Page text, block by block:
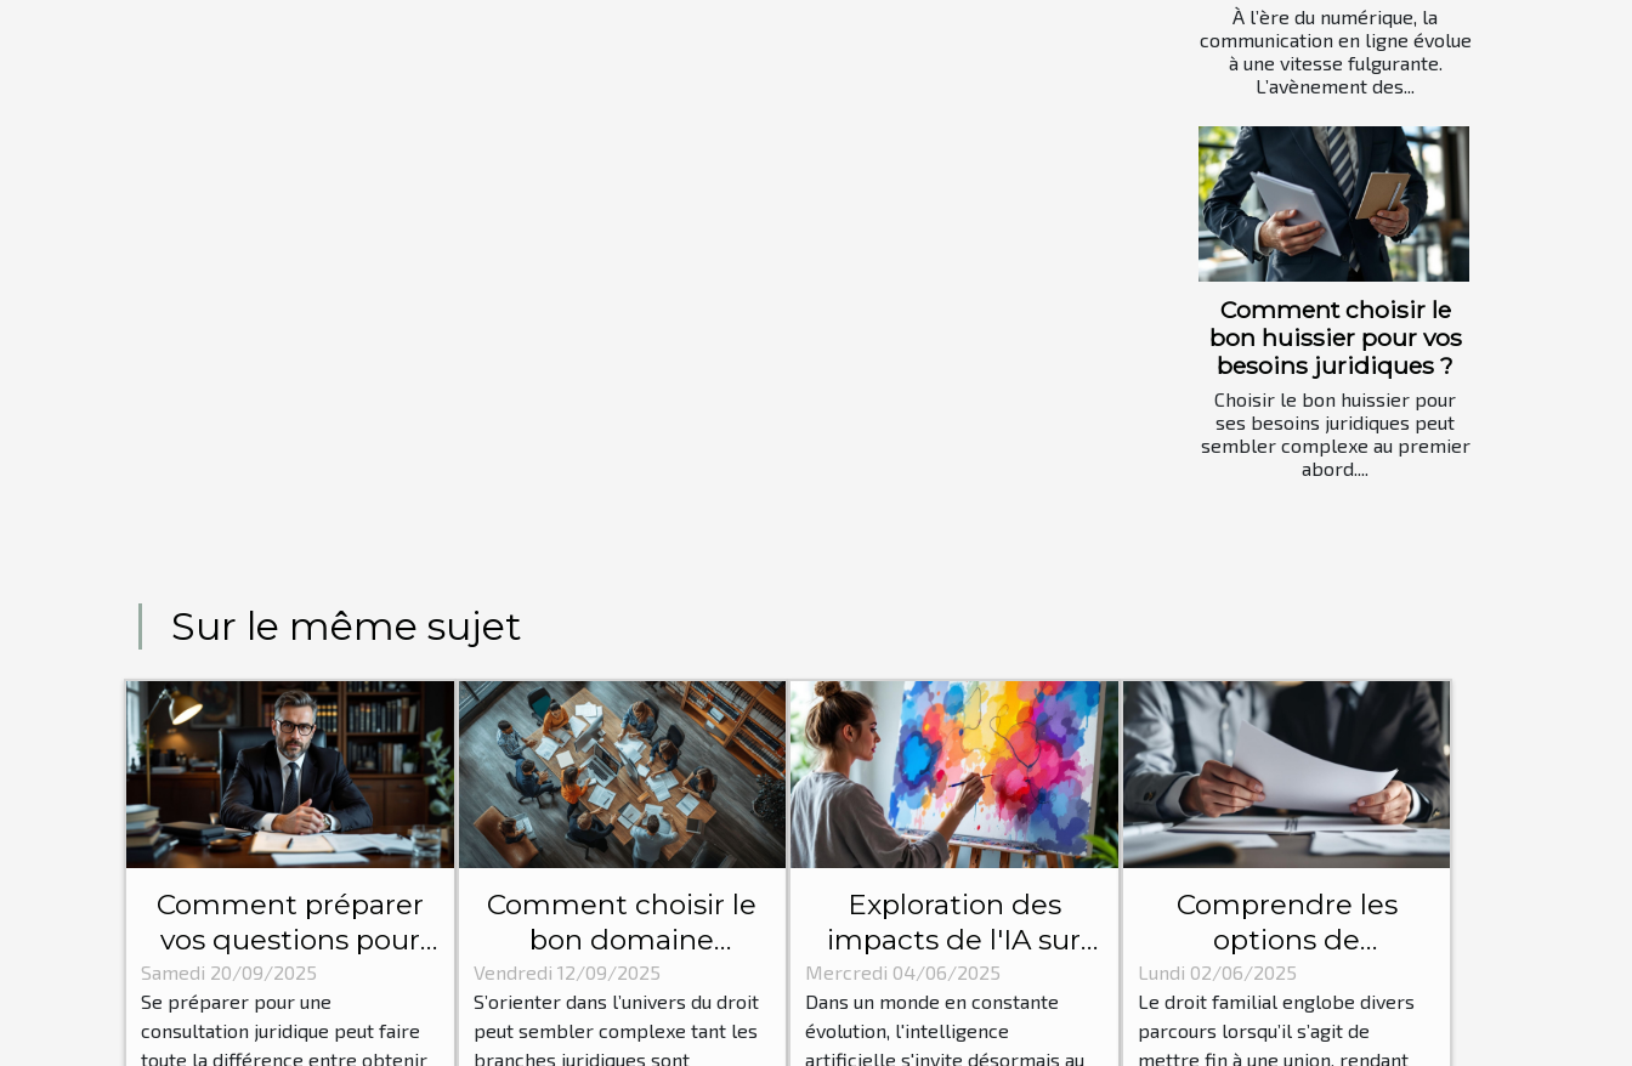
À l’ère du numérique, la
communication en ligne évolue
à une vitesse fulgurante.
L’avènement des...
Comment choisir le
bon huissier pour vos
besoins juridiques ?
Choisir le bon huissier pour
ses besoins juridiques peut
sembler complexe au premier
abord....
Sur le même sujet
Comment préparer
vos questions pour
une consultation
juridique efficace ?
Samedi 20/09/2025
Se préparer pour une
consultation juridique peut faire
toute la différence entre obtenir
Comment choisir le
bon domaine
juridique pour votre
situation ?
Vendredi 12/09/2025
S’orienter dans l’univers du droit
peut sembler complexe tant les
branches juridiques sont
Exploration des
impacts de l'IA sur
les processus créatifs
traditionnels
Mercredi 04/06/2025
Dans un monde en constante
évolution, l'intelligence
artificielle s'invite désormais au
Comprendre les
options de
séparation et de
divorce en droit
familial
Lundi 02/06/2025
Le droit familial englobe divers
parcours lorsqu’il s’agit de
mettre fin à une union, rendant